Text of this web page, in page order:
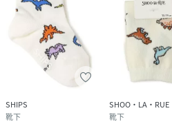
SHIPS
靴下
SHOO・LA・RUE
靴下